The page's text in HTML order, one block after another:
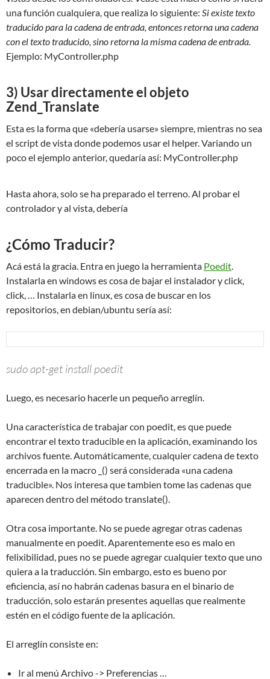
una función cualquiera, que realiza lo siguiente: Si existe texto
traducido para la cadena de entrada, entonces retorna una cadena
con el texto traducido, sino retorna la misma cadena de entrada.
Ejemplo: MyController.php
3) Usar directamente el objeto
Zend_Translate
Esta es la forma que «debería usarse» siempre, mientras no sea
el script de vista donde podemos usar el helper. Variando un
poco el ejemplo anterior, quedaría así: MyController.php
Hasta ahora, solo se ha preparado el terreno. Al probar el
controlador y al vista, debería
¿Cómo Traducir?
Acá está la gracia. Entra en juego la herramienta Poedit.
Instalarla en windows es cosa de bajar el instalador y click,
click, … Instalarla en linux, es cosa de buscar en los
repositorios, en debian/ubuntu sería así:
sudo apt-get install poedit
Luego, es necesario hacerle un pequeño arreglín.
Una característica de trabajar con poedit, es que puede
encontrar el texto traducible en la aplicación, examinando los
archivos fuente. Automáticamente, cualquier cadena de texto
encerrada en la macro _() será considerada «una cadena
traducible». Nos interesa que tambien tome las cadenas que
aparecen dentro del método translate().
Otra cosa importante. No se puede agregar otras cadenas
manualmente en poedit. Aparentemente eso es malo en
felixibilidad, pues no se puede agregar cualquier texto que uno
quiera a la traducción. Sin embargo, esto es bueno por
eficiencia, así no habrán cadenas basura en el binario de
traducción, solo estarán presentes aquellas que realmente
estén en el código fuente de la aplicación.
El arreglín consiste en:
Ir al menú Archivo -> Preferencias …